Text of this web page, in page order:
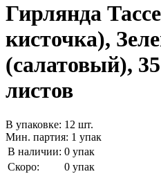
Гирлянда
кисточка),
(салатовый),
листов
В упаковке: 12 шт.
Мин. партия: 1 упак
В наличии: 0 упак
Скоро:
0 упак